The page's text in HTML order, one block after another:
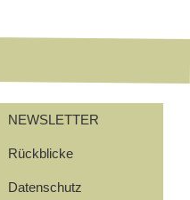
NEWSLETTER
Rückblicke
Datenschutz